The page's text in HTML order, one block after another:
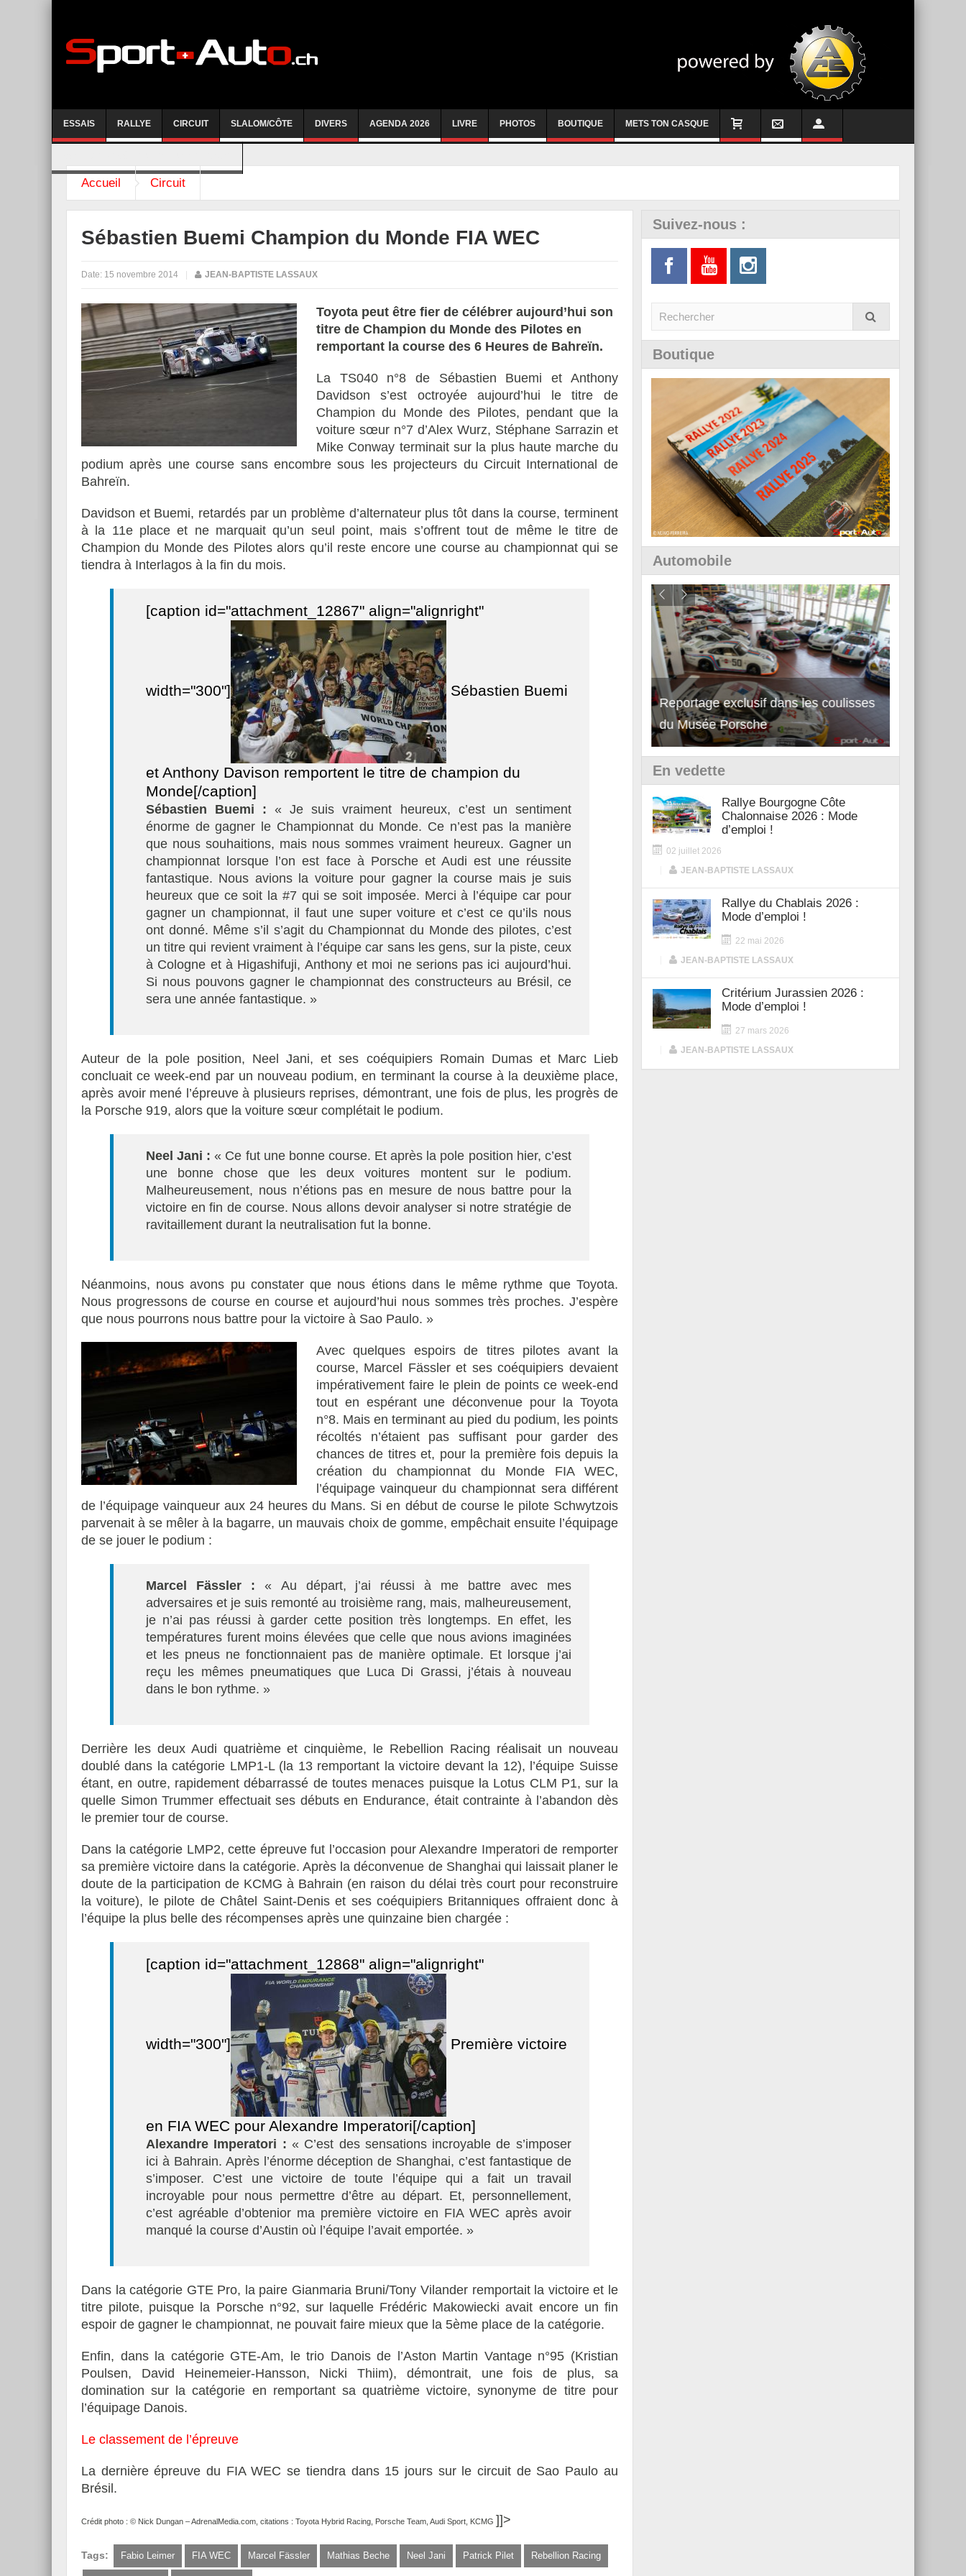
ESSAIS RALLYE CIRCUIT SLALOM/CÔTE DIVERS AGENDA 2026 LIVRE PHOTOS BOUTIQUE METS TON CASQUE
Accueil Circuit
Sébastien Buemi Champion du Monde FIA WEC
Date: 15 novembre 2014 JEAN-BAPTISTE LASSAUX
Toyota peut être fier de célébrer aujourd’hui son
titre de Champion du Monde des Pilotes en
remportant la course des 6 Heures de Bahreïn.
La TS040 n°8 de Sébastien Buemi et Anthony
Davidson s’est octroyée aujourd’hui le titre de
Champion du Monde des Pilotes, pendant que la
voiture sœur n°7 d’Alex Wurz, Stéphane Sarrazin et
Mike Conway terminait sur la plus haute marche du
podium après une course sans encombre sous les projecteurs du Circuit International de
Bahreïn.
Davidson et Buemi, retardés par un problème d’alternateur plus tôt dans la course, terminent
à la 11e place et ne marquait qu’un seul point, mais s’offrent tout de même le titre de
Champion du Monde des Pilotes alors qu’il reste encore une course au championnat qui se
tiendra à Interlagos à la fin du mois.
[caption id="attachment_12867" align="alignright"
width="300"] Sébastien Buemi
et Anthony Davison remportent le titre de champion du
Monde[/caption]
Sébastien Buemi : « Je suis vraiment heureux, c’est un sentiment
énorme de gagner le Championnat du Monde. Ce n’est pas la manière
que nous souhaitions, mais nous sommes vraiment heureux. Gagner un
championnat lorsque l’on est face à Porsche et Audi est une réussite
fantastique. Nous avions la voiture pour gagner la course mais je suis
heureux que ce soit la #7 qui se soit imposée. Merci à l’équipe car pour
gagner un championnat, il faut une super voiture et c’est ce qu’ils nous
ont donné. Même s’il s’agit du Championnat du Monde des pilotes, c’est
un titre qui revient vraiment à l’équipe car sans les gens, sur la piste, ceux
à Cologne et à Higashifuji, Anthony et moi ne serions pas ici aujourd’hui.
Si nous pouvons gagner le championnat des constructeurs au Brésil, ce
sera une année fantastique. »
Auteur de la pole position, Neel Jani, et ses coéquipiers Romain Dumas et Marc Lieb
concluait ce week-end par un nouveau podium, en terminant la course à la deuxième place,
après avoir mené l’épreuve à plusieurs reprises, démontrant, une fois de plus, les progrès de
la Porsche 919, alors que la voiture sœur complétait le podium.
Neel Jani : « Ce fut une bonne course. Et après la pole position hier, c’est
une bonne chose que les deux voitures montent sur le podium.
Malheureusement, nous n’étions pas en mesure de nous battre pour la
victoire en fin de course. Nous allons devoir analyser si notre stratégie de
ravitaillement durant la neutralisation fut la bonne.
Néanmoins, nous avons pu constater que nous étions dans le même rythme que Toyota.
Nous progressons de course en course et aujourd’hui nous sommes très proches. J’espère
que nous pourrons nous battre pour la victoire à Sao Paulo. »
Avec quelques espoirs de titres pilotes avant la
course, Marcel Fässler et ses coéquipiers devaient
impérativement faire le plein de points ce week-end
tout en espérant une déconvenue pour la Toyota
n°8. Mais en terminant au pied du podium, les points
récoltés n’étaient pas suffisant pour garder des
chances de titres et, pour la première fois depuis la
création du championnat du Monde FIA WEC,
l’équipage vainqueur du championnat sera différent
de l’équipage vainqueur aux 24 heures du Mans. Si en début de course le pilote Schwytzois
parvenait à se mêler à la bagarre, un mauvais choix de gomme, empêchait ensuite l’équipage
de se jouer le podium :
Marcel Fässler : « Au départ, j’ai réussi à me battre avec mes
adversaires et je suis remonté au troisième rang, mais, malheureusement,
je n’ai pas réussi à garder cette position très longtemps. En effet, les
températures furent moins élevées que celle que nous avions imaginées
et les pneus ne fonctionnaient pas de manière optimale. Et lorsque j’ai
reçu les mêmes pneumatiques que Luca Di Grassi, j’étais à nouveau
dans le bon rythme. »
Derrière les deux Audi quatrième et cinquième, le Rebellion Racing réalisait un nouveau
doublé dans la catégorie LMP1-L (la 13 remportant la victoire devant la 12), l’équipe Suisse
étant, en outre, rapidement débarrassé de toutes menaces puisque la Lotus CLM P1, sur la
quelle Simon Trummer effectuait ses débuts en Endurance, était contrainte à l’abandon dès
le premier tour de course.
Dans la catégorie LMP2, cette épreuve fut l’occasion pour Alexandre Imperatori de remporter
sa première victoire dans la catégorie. Après la déconvenue de Shanghai qui laissait planer le
doute de la participation de KCMG à Bahrain (en raison du délai très court pour reconstruire
la voiture), le pilote de Châtel Saint-Denis et ses coéquipiers Britanniques offraient donc à
l’équipe la plus belle des récompenses après une quinzaine bien chargée :
[caption id="attachment_12868" align="alignright"
width="300"] Première victoire
en FIA WEC pour Alexandre Imperatori[/caption]
Alexandre Imperatori : « C’est des sensations incroyable de s’imposer
ici à Bahrain. Après l’énorme déception de Shanghai, c’est fantastique de
s’imposer. C’est une victoire de toute l’équipe qui a fait un travail
incroyable pour nous permettre d’être au départ. Et, personnellement,
c’est agréable d’obtenior ma première victoire en FIA WEC après avoir
manqué la course d’Austin où l’équipe l’avait emportée. »
Dans la catégorie GTE Pro, la paire Gianmaria Bruni/Tony Vilander remportait la victoire et le
titre pilote, puisque la Porsche n°92, sur laquelle Frédéric Makowiecki avait encore un fin
espoir de gagner le championnat, ne pouvait faire mieux que la 5ème place de la catégorie.
Enfin, dans la catégorie GTE-Am, le trio Danois de l’Aston Martin Vantage n°95 (Kristian
Poulsen, David Heinemeier-Hansson, Nicki Thiim), démontrait, une fois de plus, sa
domination sur la catégorie en remportant sa quatrième victoire, synonyme de titre pour
l’équipage Danois.
Le classement de l’épreuve
La dernière épreuve du FIA WEC se tiendra dans 15 jours sur le circuit de Sao Paulo au
Brésil.
Crédit photo : © Nick Dungan – AdrenalMedia.com, citations : Toyota Hybrid Racing, Porsche Team, Audi Sport, KCMG ]]>
Tags: Fabio Leimer FIA WEC Marcel Fässler Mathias Beche Neel Jani Patrick Pilet Rebellion Racing
Suivez-nous :
Boutique
Automobile
Essai – Morgan Supersport
Reportage exclusif dans les coulisses
du Musée Porsche
Découverte de la nouvelle Ferrari
12Cilindri Manuale
En vedette
Rallye Bourgogne Côte
Chalonnaise 2026 : Mode
d’emploi !
02 juillet 2026
JEAN-BAPTISTE LASSAUX
Rallye du Chablais 2026 :
Mode d’emploi !
22 mai 2026
JEAN-BAPTISTE LASSAUX
Critérium Jurassien 2026 :
Mode d’emploi !
27 mars 2026
JEAN-BAPTISTE LASSAUX